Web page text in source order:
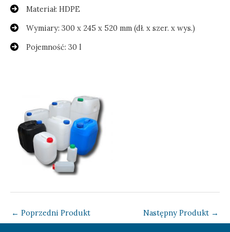
Materiał: HDPE
Wymiary: 300 x 245 x 520 mm (dł. x szer. x wys.)
Pojemność: 30 l
Brak podpisu
← Poprzedni Produkt Następny Produkt →